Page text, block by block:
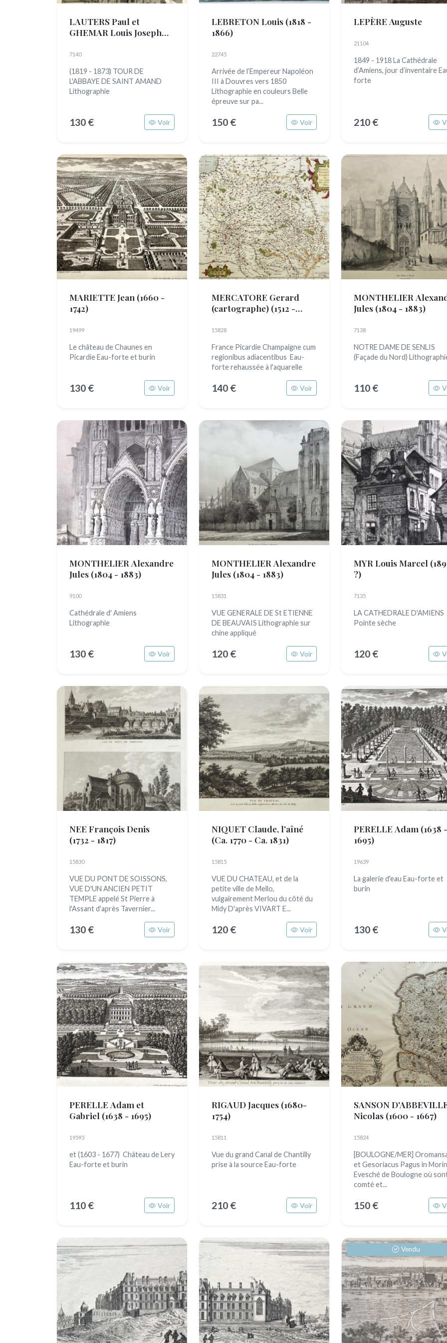
LAUTERS Paul et
GHEMAR Louis Joseph
7140
(1819 - 1873) TOUR DE
L'ABBAYE DE SAINT AMAND
Lithographie
130 € Voir
LEBRETON Louis (1818 -
1866)
22745
Arrivée de l’Empereur Napoléon
III à Douvres vers 1850
Lithographie en couleurs Belle
épreuve sur pa...
150 € Voir
LEPÈRE Auguste
21104
1849 - 1918 La Cathédrale
d’Amiens, jour d’inventaire
forte
210 €
MARIETTE Jean (1660 -
1742)
19499
Le château de Chaunes en
Picardie Eau-forte et burin
130 € Voir
MERCATORE Gerard
(cartographe) (1512 -
15828
France Picardie Champaigne cum
regionibus adiacentibus Eau-
forte rehaussée à l'aquarelle
140 € Voir
MONTHELIER
Jules (1804 - 1883)
7138
NOTRE DAME DE SENLIS
(Façade du Nord)
110 €
MONTHELIER Alexandre
Jules (1804 - 1883)
9100
Cathédrale d' Amiens
Lithographie
130 € Voir
MONTHELIER Alexandre
Jules (1804 - 1883)
15831
VUE GENERALE DE St ETIENNE
DE BEAUVAIS Lithographie sur
chine appliqué
120 € Voir
MYR Louis Marcel
?)
7135
LA CATHEDRALE D'AMIENS
Pointe sèche
120 €
NEE François Denis
(1732 - 1817)
15830
VUE DU PONT DE SOISSONS,
VUE D'UN ANCIEN PETIT
TEMPLE appelé St Pierre à
l'Assant d'après Tavernier...
130 € Voir
NIQUET Claude, l'aîné
(Ca. 1770 - Ca. 1831)
15815
VUE DU CHATEAU, et de la
petite ville de Mello,
vulgairement Merlou du côté du
Midy D'après VIVART E...
120 € Voir
PERELLE Adam (1638 -
1695)
19639
La galerie d'eau Eau-forte et
burin
130 €
PERELLE Adam et
Gabriel (1638 - 1695)
19593
et (1603 - 1677) Château de Lery
Eau-forte et burin
110 € Voir
RIGAUD Jacques (1680-
1754)
15811
Vue du grand Canal de Chantilly
prise à la source Eau-forte
210 € Voir
SANSON
Nicolas (1600 - 1667)
15824
[BOULOGNE/MER]
et Gesoriacus Pagus in
Evesché de Boulogne où
comté et...
150 €
Vendu